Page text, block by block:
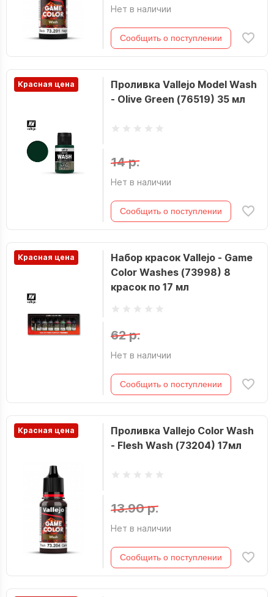
Нет в наличии
Сообщить о поступлении
Красная цена
Проливка Vallejo Model Wash
- Olive Green (76519) 35 мл
14 р.
Нет в наличии
Сообщить о поступлении
Красная цена
Набор красок Vallejo - Game
Color Washes (73998) 8
красок по 17 мл
62 р.
Нет в наличии
Сообщить о поступлении
Красная цена
Проливка Vallejo Color Wash
- Flesh Wash (73204) 17мл
13.90 р.
Нет в наличии
Сообщить о поступлении